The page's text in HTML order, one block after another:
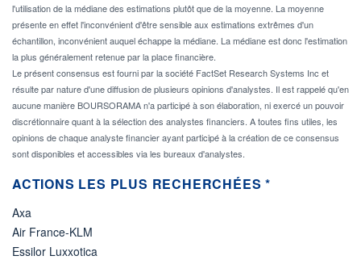
l'utilisation de la médiane des estimations plutôt que de la moyenne. La moyenne
présente en effet l'inconvénient d'être sensible aux estimations extrêmes d'un
échantillon, inconvénient auquel échappe la médiane. La médiane est donc l'estimation
la plus généralement retenue par la place financière.
Le présent consensus est fourni par la société FactSet Research Systems Inc et
résulte par nature d'une diffusion de plusieurs opinions d'analystes. Il est rappelé qu'en
aucune manière BOURSORAMA n'a participé à son élaboration, ni exercé un pouvoir
discrétionnaire quant à la sélection des analystes financiers. A toutes fins utiles, les
opinions de chaque analyste financier ayant participé à la création de ce consensus
sont disponibles et accessibles via les bureaux d'analystes.
ACTIONS LES PLUS RECHERCHÉES *
Axa
Air France-KLM
Essilor Luxxotica